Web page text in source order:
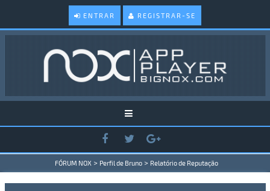
ENTRAR REGISTRAR-SE
FÓRUM NOX > Perfil de Bruno > Relatório de Reputação